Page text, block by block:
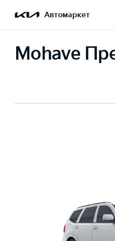
Автомаркет
Mohave